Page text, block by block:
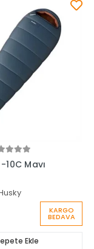
Mavı
KARGO
BEDAVA
Ekle